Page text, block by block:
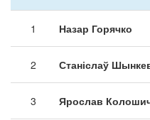
1 Назар Горячко
2 Станіслаў
3 Ярослав